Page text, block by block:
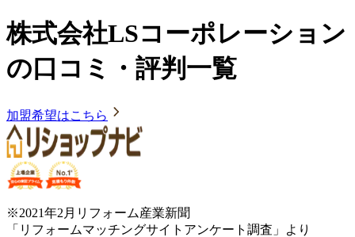
株式会社LSコーポレーション
の口コミ・評判一覧
加盟希望はこちら
※2021年2月リフォーム産業新聞
「リフォームマッチングサイトアンケート調査」より